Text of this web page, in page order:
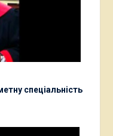
спеціальність